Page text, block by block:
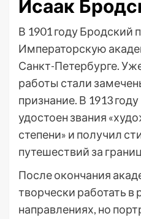
Исаак
В 1901 году Бродский
Императорскую
Санкт-Петербурге.
работы стали
признание. В 1913
удостоен звания
степени» и получил
путешествий за
После окончания
творчески работать в
направлениях, но